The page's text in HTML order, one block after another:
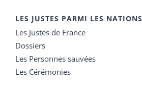
LES JUSTES PARMI LES NATIONS
Les Justes de France
Dossiers
Les Personnes sauvées
Les Cérémonies